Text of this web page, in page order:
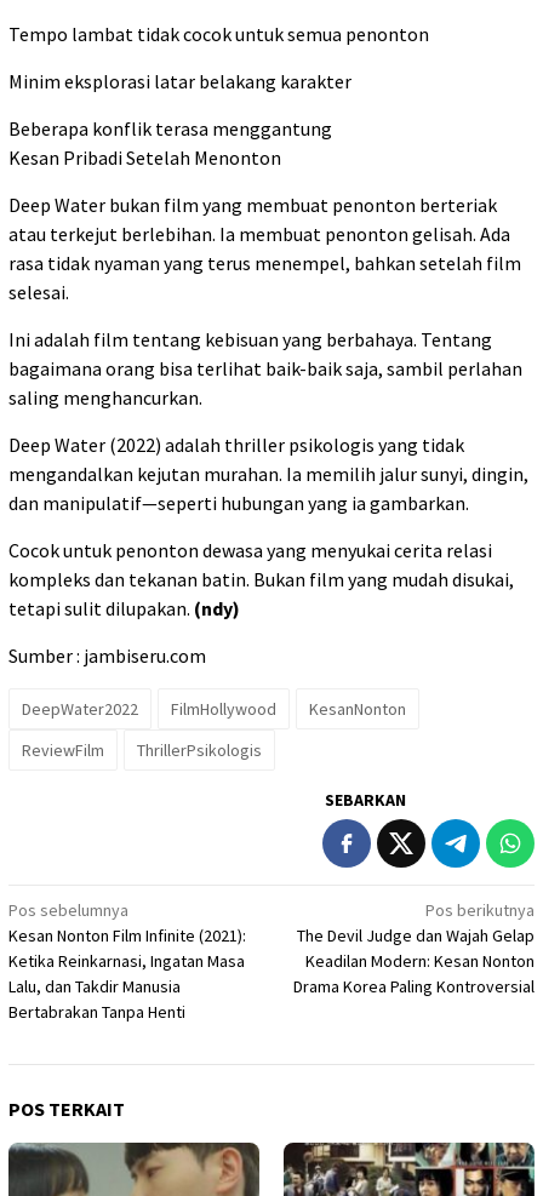
Tempo lambat tidak cocok untuk semua penonton
Minim eksplorasi latar belakang karakter
Beberapa konflik terasa menggantung
Kesan Pribadi Setelah Menonton
Deep Water bukan film yang membuat penonton berteriak
atau terkejut berlebihan. Ia membuat penonton gelisah. Ada
rasa tidak nyaman yang terus menempel, bahkan setelah film
selesai.
Ini adalah film tentang kebisuan yang berbahaya. Tentang
bagaimana orang bisa terlihat baik-baik saja, sambil perlahan
saling menghancurkan.
Deep Water (2022) adalah thriller psikologis yang tidak
mengandalkan kejutan murahan. Ia memilih jalur sunyi, dingin,
dan manipulatif—seperti hubungan yang ia gambarkan.
Cocok untuk penonton dewasa yang menyukai cerita relasi
kompleks dan tekanan batin. Bukan film yang mudah disukai,
tetapi sulit dilupakan. (ndy)
Sumber : jambiseru.com
DeepWater2022 FilmHollywood
KesanNonton
ReviewFilm
ThrillerPsikologis
SEBARKAN
Navigasi
pos
Pos sebelumnya
Kesan Nonton Film Infinite (2021):
Ketika Reinkarnasi, Ingatan Masa
Lalu, dan Takdir Manusia
Bertabrakan Tanpa Henti
Pos berikutnya
The Devil Judge dan Wajah Gelap
Keadilan Modern: Kesan Nonton
Drama Korea Paling Kontroversial
POS TERKAIT